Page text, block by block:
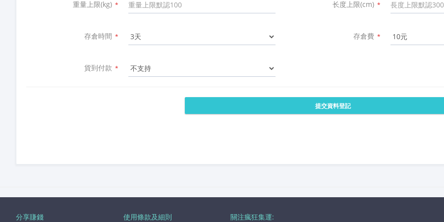
重量上限(kg) * 长度上限(cm) *
存倉時間 * 存倉費 *
貨到付款 *
提交資料登記
分享賺錢 使用條款及細則 關注瘋狂集運: